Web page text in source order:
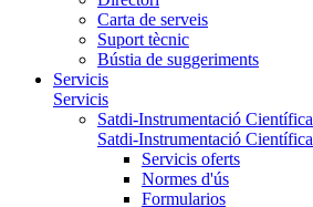
Carta de serveis
Suport tècnic
Bústia de suggeriments
Servicis
Servicis
Satdi-Instrumentació Científica
Satdi-Instrumentació Científica
Servicis oferts
Normes d'ús
Formularios